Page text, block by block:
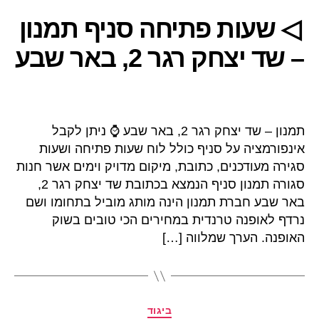
◁ שעות פתיחה סניף תמנון
– שד יצחק רגר 2, באר שבע
תמנון – שד יצחק רגר 2, באר שבע ⌚ ניתן לקבל
אינפורמציה על סניף כולל לוח שעות פתיחה ושעות
סגירה מעודכנים, כתובת, מיקום מדויק וימים אשר חנות
סגורה תמנון סניף הנמצא בכתובת שד יצחק רגר 2,
באר שבע חברת תמנון הינה מותג מוביל בתחומו ושם
נרדף לאופנה טרנדית במחירים הכי טובים בשוק
האופנה. הערך שמלווה […]
קטגוריותביגוד